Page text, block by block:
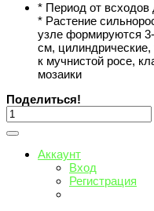
* Период от
* Растение
узле формируются
см, цилиндрические,
к мучнистой росе,
мозаики
Поделиться!
Аккаунт
Вход
Регистрация